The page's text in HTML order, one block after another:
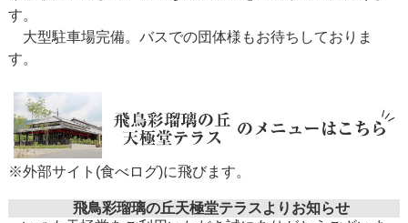
す。
大型駐車場完備。バスでの団体様もお待ちしておりま
す。
※外部サイト(食べログ)に飛びます。
飛鳥彩瑠璃の丘天極堂テラスよりお知らせ